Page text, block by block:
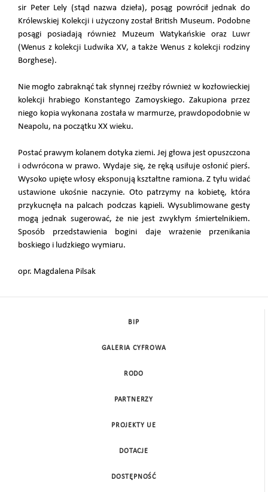
sir Peter Lely (stąd nazwa dzieła), posąg powrócił jednak do
Królewskiej Kolekcji i użyczony został British Museum. Podobne
posągi posiadają również Muzeum Watykańskie oraz Luwr
(Wenus z kolekcji Ludwika XV, a także Wenus z kolekcji rodziny
Borghese).
Nie mogło zabraknąć tak słynnej rzeźby również w kozłowieckiej
kolekcji hrabiego Konstantego Zamoyskiego. Zakupiona przez
niego kopia wykonana została w marmurze, prawdopodobnie w
Neapolu, na początku XX wieku.
Postać prawym kolanem dotyka ziemi. Jej głowa jest opuszczona
i odwrócona w prawo. Wydaje się, że ręką usiłuje osłonić pierś.
Wysoko upięte włosy eksponują kształtne ramiona. Z tyłu widać
ustawione ukośnie naczynie. Oto patrzymy na kobietę, która
przykucnęła na palcach podczas kąpieli. Wysublimowane gesty
mogą jednak sugerować, że nie jest zwykłym śmiertelnikiem.
Sposób przedstawienia bogini daje wrażenie przenikania
boskiego i ludzkiego wymiaru.
opr. Magdalena Pilsak
BIP
GALERIA CYFROWA
RODO
PARTNERZY
PROJEKTY UE
DOTACJE
DOSTĘPNOŚĆ